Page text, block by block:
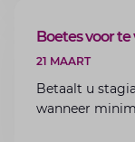
ARTIKEL
Boetes voor
21 MAART
Betaalt u
wanneer